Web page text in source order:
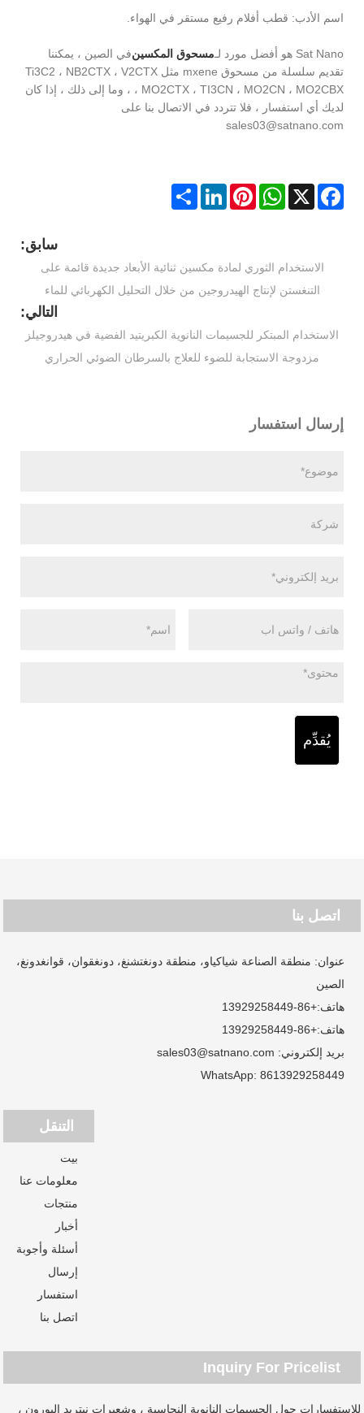
اسم الأدب: قطب أفلام رفيع مستقر في الهواء.
Sat Nano هو أفضل مورد لـ مسحوق المكسينفي الصين ، يمكننا
تقديم سلسلة من مسحوق mxene مثل Ti3C2 ، NB2CTX ، V2CTX
، MO2CTX ، TI3CN ، MO2CN ، MO2CBX ، وما إلى ذلك ، إذا كان
لديك أي استفسار ، فلا تتردد في الاتصال بنا على
sales03@satnano.com
Facebook
X
WhatsApp
Pinterest
LinkedIn
Share
سابق:
الاستخدام الثوري لمادة مكسين ثنائية الأبعاد جديدة قائمة على
التنغستن لإنتاج الهيدروجين من خلال التحليل الكهربائي للماء
التالي:
الاستخدام المبتكر للجسيمات النانوية الكبريتيد الفضية في هيدروجيلز
مزدوجة الاستجابة للضوء للعلاج بالسرطان الضوئي الحراري
إرسال استفسار
يُقدِّم
اتصل بنا
عنوان: منطقة الصناعة شياكياو، منطقة دونغتشنغ، دونغقوان، قوانغدونغ،
الصين
هاتف:+86-13929258449
هاتف:+86-13929258449
بريد إلكتروني: sales03@satnano.com
WhatsApp: 8613929258449
التنقل
بيت
معلومات عنا
منتجات
أخبار
أسئلة وأجوبة
إرسال
استفسار
اتصل بنا
Inquiry For Pricelist
للاستفسارات حول الجسيمات النانوية النحاسية ، وشعيرات نيتريد البورون ،